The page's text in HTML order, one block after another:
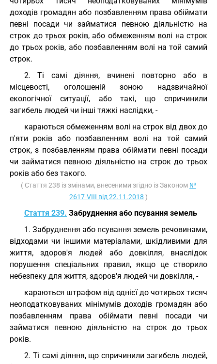
доходів громадян або позбавленням права обіймати
певні посади чи займатися певною діяльністю на
строк до трьох років, або обмеженням волі на строк
до трьох років, або позбавленням волі на той самий
строк.
2. Ті самі діяння, вчинені повторно або в
місцевості, оголошеній зоною надзвичайної
екологічної ситуації, або такі, що спричинили
загибель людей чи інші тяжкі наслідки, -
караються обмеженням волі на строк від двох до
п'яти років або позбавленням волі на той самий
строк, з позбавленням права обіймати певні посади
чи займатися певною діяльністю на строк до трьох
років або без такого.
( Стаття 238 із змінами, внесеними згідно із Законом №
2617-VIII від 22.11.2018 )
Стаття 239. Забруднення або псування земель
1. Забруднення або псування земель речовинами,
відходами чи іншими матеріалами, шкідливими для
життя, здоров'я людей або довкілля, внаслідок
порушення спеціальних правил, якщо це створило
небезпеку для життя, здоров'я людей чи довкілля, -
караються штрафом від однієї до чотирьох тисяч
неоподатковуваних мінімумів доходів громадян або
позбавленням права обіймати певні посади чи
займатися певною діяльністю на строк до трьох
років.
2. Ті самі діяння, що спричинили загибель людей,